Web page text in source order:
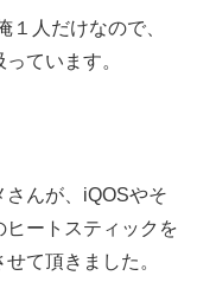
１人だけなので、
ています。
さんが、iQOSやそ
ートスティックを
て頂きました。